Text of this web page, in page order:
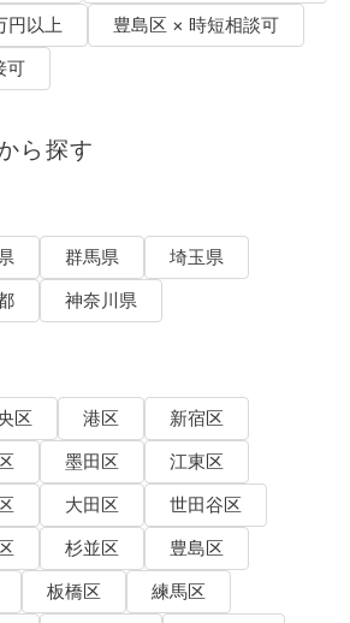
円以上
豊島区 × 時短相談可
可
ら探す
群馬県
埼玉県
神奈川県
区 港区
新宿区
墨田区
江東区
大田区
世田谷区
杉並区
豊島区
板橋区
練馬区